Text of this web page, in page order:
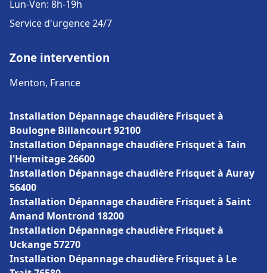
Lun-Ven: 8h-19h
Service d'urgence 24/7
Zone intervention
Menton, France
Installation Dépannage chaudière Frisquet à
Boulogne Billancourt 92100
Installation Dépannage chaudière Frisquet à Tain
l'Hermitage 26600
Installation Dépannage chaudière Frisquet à Auray
56400
Installation Dépannage chaudière Frisquet à Saint
Amand Montrond 18200
Installation Dépannage chaudière Frisquet à
Uckange 57270
Installation Dépannage chaudière Frisquet à Le